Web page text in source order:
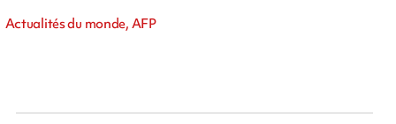
Actualités du monde, AFP